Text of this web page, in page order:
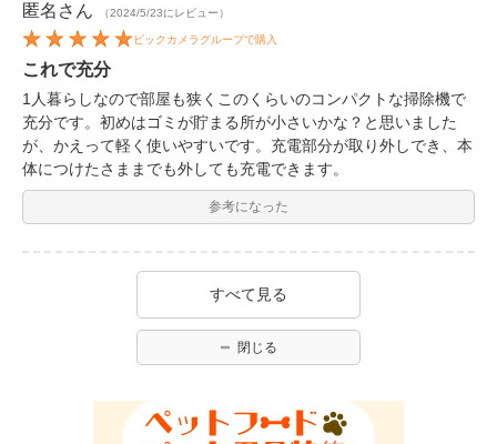
匿名 さん （2024/5/23にレビュー）
ビックカメラグループで購入
これで充分
1人暮らしなので部屋も狭くこのくらいのコンパクトな掃除機で
充分です。初めはゴミが貯まる所が小さいかな？と思いました
が、かえって軽く使いやすいです。充電部分が取り外しでき、本
体につけたさままでも外しても充電できます。
参考になった
すべて見る
閉じる